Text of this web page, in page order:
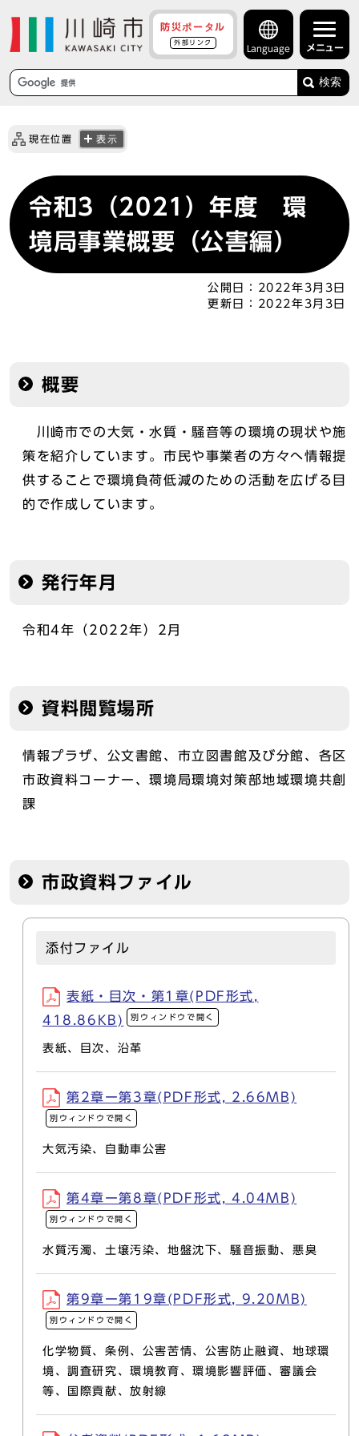
防災ポータル
外部リンク
Language メニュー
検索
現在位置 表示
令和3（2021）年度 環
境局事業概要（公害編）
公開日：
2022年3月3日
更新日：
2022年3月3日
概要
川崎市での大気・水質・騒音等の環境の現状や施
策を紹介しています。市民や事業者の方々へ情報提
供することで環境負荷低減のための活動を広げる目
的で作成しています。
発行年月
令和4年（2022年）2月
資料閲覧場所
情報プラザ、公文書館、市立図書館及び分館、各区
市政資料コーナー、環境局環境対策部地域環境共創
課
市政資料ファイル
添付ファイル
表紙・目次・第1章(PDF形式,
418.86KB)
別ウィンドウで開く
表紙、目次、沿革
第2章ー第3章(PDF形式, 2.66MB)
別ウィンドウで開く
大気汚染、自動車公害
第4章ー第8章(PDF形式, 4.04MB)
別ウィンドウで開く
水質汚濁、土壌汚染、地盤沈下、騒音振動、悪臭
第9章ー第19章(PDF形式, 9.20MB)
別ウィンドウで開く
化学物質、条例、公害苦情、公害防止融資、地球環
境、調査研究、環境教育、環境影響評価、審議会
等、国際貢献、放射線